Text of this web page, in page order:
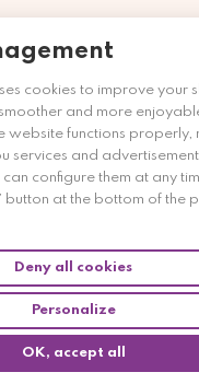
cookies to improve your
and more
website functions properly,
services and
configure them at any
button at the bottom of the
OK, accept all
Deny all cookies
Personalize
Guaranteed Reviews
.